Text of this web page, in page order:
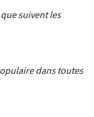
suivent les
dans toutes